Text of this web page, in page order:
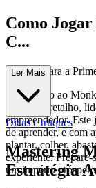
Como
C...
ompleto para a
Bem-vindo ao
gestão de retalho,
empreendedor.
de aprender, e com
plantar, colher,
experiente.
um império
Ler Mais
Dicas e truques
Mastering
Estratégia